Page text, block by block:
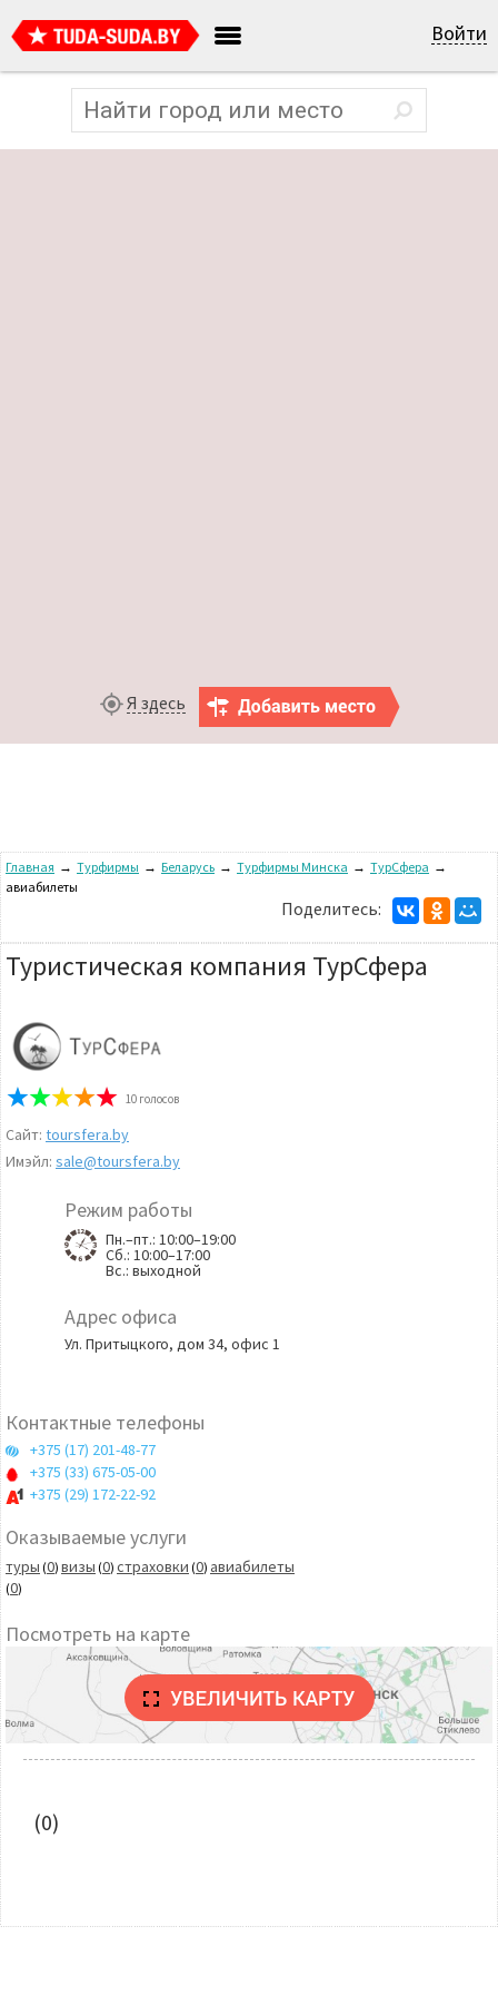
Войти
Я здесь
Главная → Турфирмы → Беларусь → Турфирмы Минска → ТурСфера →
авиабилеты
Поделитесь:
Туристическая компания ТурСфера
10 голосов
Сайт: toursfera.by
Имэйл: sale@toursfera.by
Режим работы
Пн.–пт.: 10:00–19:00
Сб.: 10:00–17:00
Вс.: выходной
Адрес офиса
Ул. Притыцкого, дом 34, офис 1
Контактные телефоны
+375 (17) 201-48-77
+375 (33) 675-05-00
+375 (29) 172-22-92
Оказываемые услуги
туры (0) визы (0) страховки (0) авиабилеты
(0)
Посмотреть на карте
(0)